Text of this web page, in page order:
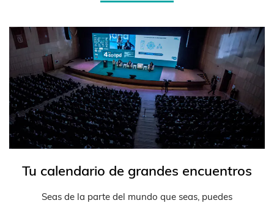
Tu calendario de grandes encuentros
Seas de la parte del mundo que seas, puedes